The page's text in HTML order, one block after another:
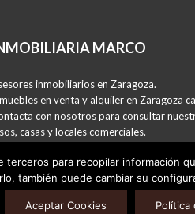
MARCO
inmobiliarios en Zaragoza.
en venta y alquiler en Zaragoza
con nosotros para consultar
casas y locales comerciales.
para recopilar información
también puede cambiar su
Aceptar Cookies Política